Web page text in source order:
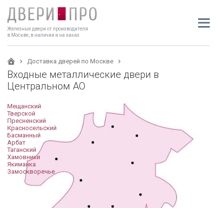
Железные двери от производителя
в Москве, в наличии и на заказ
Доставка дверей по Москве
Входные металлические двери в
Центральном АО
Мещанский
Тверской
Пресненский
Красносельский
Басманный
Арбат
Таганский
Хамовники
Якиманка
Замоскворечье